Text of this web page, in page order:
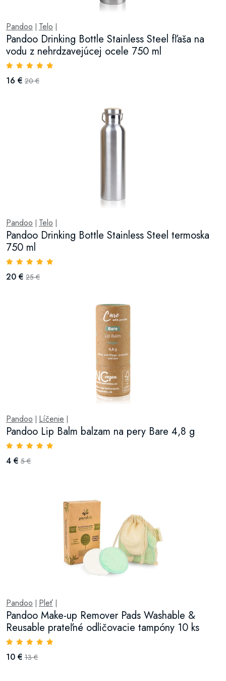
Pandoo Telo
Pandoo Drinking Bottle Stainless Steel fľaša na
vodu z nehrdzavejúcej ocele 750 ml
16 € 20 €
Pandoo Telo
Pandoo Drinking Bottle Stainless Steel termoska
750 ml
20 € 25 €
Pandoo Líčenie
Pandoo Lip Balm balzam na pery Bare 4,8 g
4 € 5 €
Pandoo Pleť
Pandoo Make-up Remover Pads Washable &
Reusable prateľné odličovacie tampóny 10 ks
10 € 13 €